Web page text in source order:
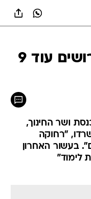
"למשרד החינוך דרושים עוד 9
ושר החינוך,
"רחוקה
בעשור האחרון